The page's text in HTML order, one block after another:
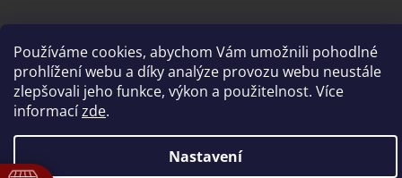
Používáme cookies, abychom Vám umožnili pohodlné
prohlížení webu a díky analýze provozu webu neustále
zlepšovali jeho funkce, výkon a použitelnost. Více
informacízde.
Nastavení
Vytvořil Shoptet
vyhrazena.